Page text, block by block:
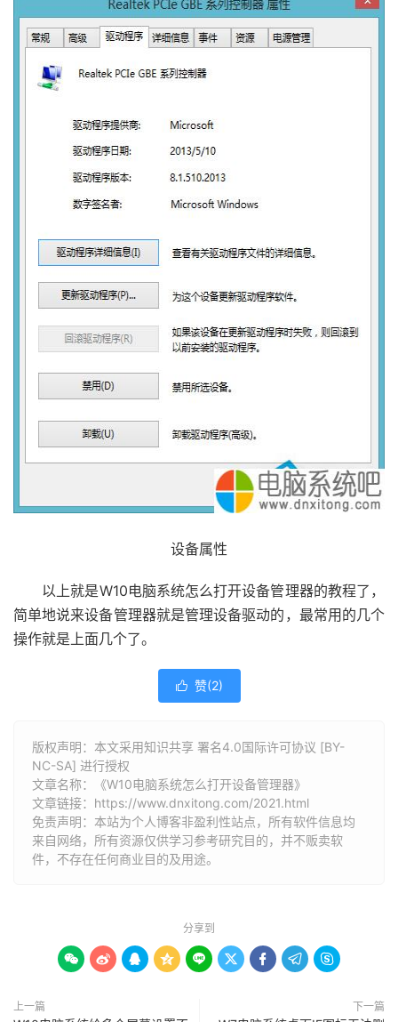
设备属性
以上就是W10电脑系统怎么打开设备管理器的教程了，
简单地说来设备管理器就是管理设备驱动的，最常用的几个
操作就是上面几个了。
 赞(2)
版权声明：本文采用知识共享 署名4.0国际许可协议 [BY-
NC-SA] 进行授权
文章名称：《W10电脑系统怎么打开设备管理器》
文章链接： https://www.dnxitong.com/2021.html
免责声明：本站为个人博客非盈利性站点，所有软件信息均
来自网络，所有资源仅供学习参考研究目的，并不贩卖软
件，不存在任何商业目的及用途。
分享到
        
上一篇 下一篇